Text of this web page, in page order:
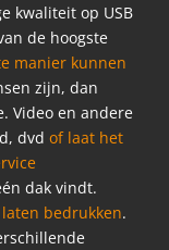
kwaliteit op USB
de hoogste
manier kunnen
zijn, dan
Video en andere
dvdof laat het
dak vindt.
laten bedrukken.